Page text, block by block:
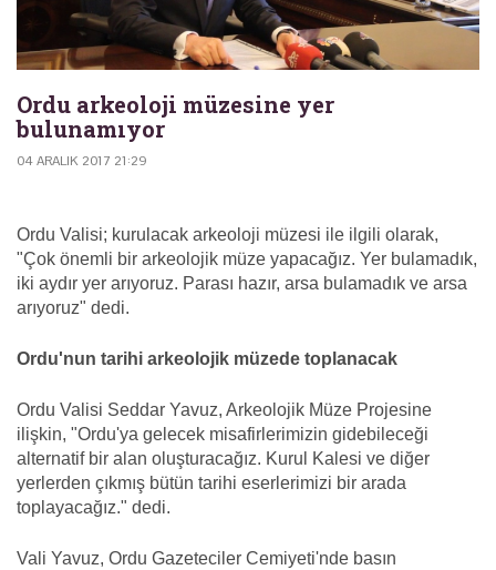
Ordu arkeoloji müzesine yer
bulunamıyor
04 ARALIK 2017 21:29
Ordu Valisi; kurulacak arkeoloji müzesi ile ilgili olarak,
"Çok önemli bir arkeolojik müze yapacağız. Yer bulamadık,
iki aydır yer arıyoruz. Parası hazır, arsa bulamadık ve arsa
arıyoruz" dedi.
Ordu'nun tarihi arkeolojik müzede toplanacak
Ordu Valisi Seddar Yavuz, Arkeolojik Müze Projesine
ilişkin, "Ordu'ya gelecek misafirlerimizin gidebileceği
alternatif bir alan oluşturacağız. Kurul Kalesi ve diğer
yerlerden çıkmış bütün tarihi eserlerimizi bir arada
toplayacağız." dedi.
Vali Yavuz, Ordu Gazeteciler Cemiyeti'nde basın